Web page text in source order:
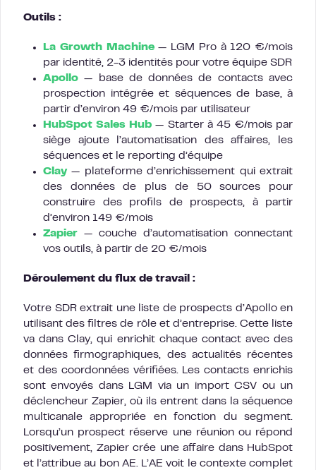
Outils :
La Growth Machine— LGM Pro à 120 €/mois
par identité, 2-3 identités pour votre équipe SDR
Apollo — base de données de contacts avec
prospection intégrée et séquences de base, à
partir d’environ 49 €/mois par utilisateur
HubSpot Sales Hub — Starter à 45 €/mois par
siège ajoute l’automatisation des affaires, les
séquences et le reporting d’équipe
Clay— plateforme d’enrichissement qui extrait
des données de plus de 50 sources pour
construire des profils de prospects, à partir
d’environ 149 €/mois
Zapier — couche d’automatisation connectant
vos outils, à partir de 20 €/mois
Déroulement du flux de travail :
Votre SDR extrait une liste de prospects d’Apollo en
utilisant des filtres de rôle et d’entreprise. Cette liste
va dans Clay, qui enrichit chaque contact avec des
données firmographiques, des actualités récentes
et des coordonnées vérifiées. Les contacts enrichis
sont envoyés dans LGM via un import CSV ou un
déclencheur Zapier, où ils entrent dans la séquence
multicanale appropriée en fonction du segment.
Lorsqu’un prospect réserve une réunion ou répond
positivement, Zapier crée une affaire dans HubSpot
et l’attribue au bon AE. L’AE voit le contexte complet